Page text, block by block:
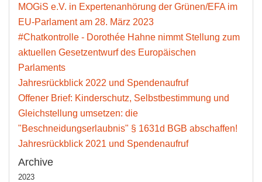
MOGiS e.V. in Expertenanhörung der Grünen/EFA im
EU-Parlament am 28. März 2023
#Chatkontrolle - Dorothée Hahne nimmt Stellung zum
aktuellen Gesetzentwurf des Europäischen
Parlaments
Jahresrückblick 2022 und Spendenaufruf
Offener Brief: Kinderschutz, Selbstbestimmung und
Gleichstellung umsetzen: die
"Beschneidungserlaubnis" § 1631d BGB abschaffen!
Jahresrückblick 2021 und Spendenaufruf
Archive
2023